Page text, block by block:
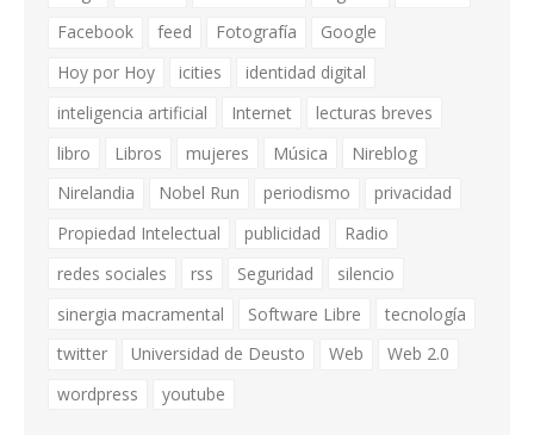
Facebook
feed Fotografía
Google
Hoy por Hoy
icities
identidad digital
inteligencia artificial
Internet
lecturas breves
libro
Libros mujeres Música
Nireblog
Nirelandia
Nobel Run periodismo
privacidad
Propiedad Intelectual
publicidad
Radio
redes sociales
rss Seguridad
silencio
sinergia macramental
Software Libre
tecnología
twitter
Universidad de Deusto Web
Web 2.0
wordpress
youtube